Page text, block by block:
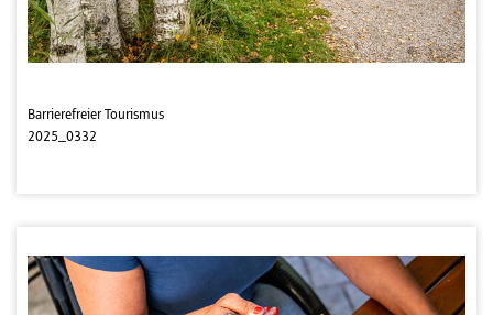
Barrierefreier Tourismus
2025_0332